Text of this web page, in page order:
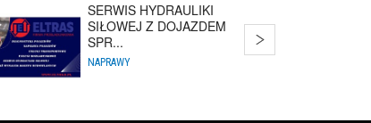
SERWIS HYDRAULIKI
SIŁOWEJ Z DOJAZDEM
SPR...
NAPRAWY